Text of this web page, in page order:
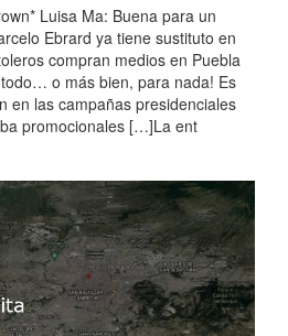
Luisa Ma: Buena para un
Ebrard ya tiene sustituto en
compran medios en Puebla
o más bien, para nada! Es
en las campañas presidenciales
promocionales […]La ent